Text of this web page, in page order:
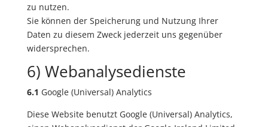
zu nutzen.
Sie können der Speicherung und Nutzung Ihrer
Daten zu diesem Zweck jederzeit uns gegenüber
widersprechen.
6) Webanalysedienste
6.1 Google (Universal) Analytics
Diese Website benutzt Google (Universal) Analytics,